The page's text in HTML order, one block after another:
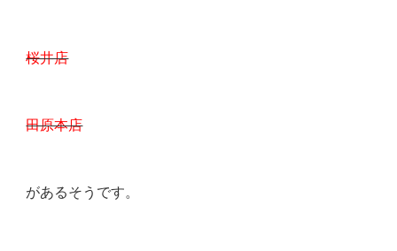
桜井店
田原本店
があるそうです。